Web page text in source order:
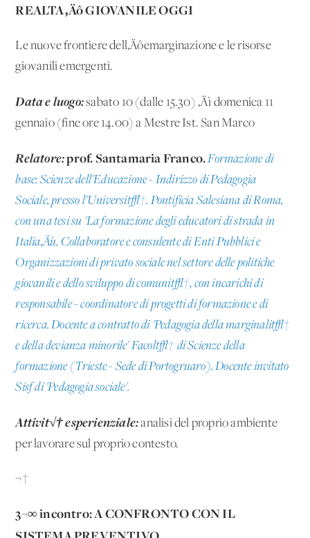
REALTA‚Äô GIOVANILE OGGI
Le nuove frontiere dell‚Äôemarginazione e le risorse
giovanili emergenti.
Data e luogo:sabato 10 (dalle 15.30) ‚Äì domenica 11
gennaio (fine ore 14.00) a Mestre Ist. San Marco
Relatore:prof. Santamaria Franco.Formazione di
base: Scienze dell'Educazione - Indirizzo di Pedagogia
Sociale, presso l'Universit√†. Pontificia Salesiana di Roma,
con una tesi su 'La formazione degli educatori di strada in
Italia‚Äù. Collaboratore e consulente di Enti Pubblici e
Organizzazioni di privato sociale nel settore delle politiche
giovanili e dello sviluppo di comunit√†, con incarichi di
responsabile - coordinatore di progetti di formazione e di
ricerca. Docente a contratto di 'Pedagogia della marginalit√†
e della devianza minorile' Facolt√† di Scienze della
formazione (Trieste - Sede di Portogruaro). Docente invitato
Sisf di 'Pedagogia sociale'.
Attivit√† esperienziale:analisi del proprio ambiente
per lavorare sul proprio contesto.
¬†
3¬∞ incontro: A CONFRONTO CON IL